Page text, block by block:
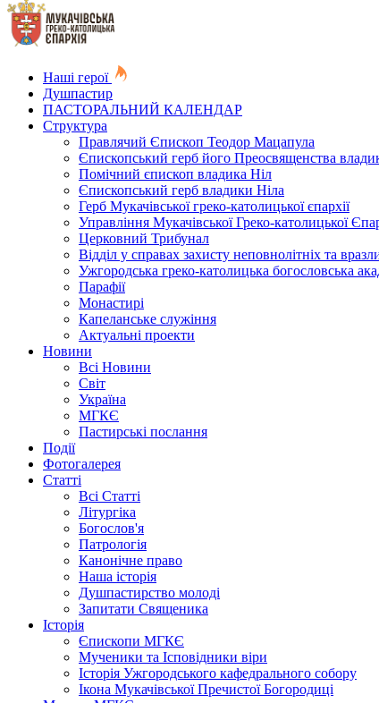
Наші герої
Душпастир
ПАСТОРАЛЬНИЙ КАЛЕНДАР
Структура
Правлячий Єпископ Теодор Мацапула
Єпископський герб його Преосвященства
Помічний єпископ владика Ніл
Єпископський герб владики Ніла
Герб Мукачівської греко-католицької єпархії
Управління Мукачівської Греко-католицької
Церковний Трибунал
Відділ у справах захисту неповнолітніх та
Ужгородська греко-католицька богословська
Парафії
Монастирі
Капеланське служіння
Актуальні проекти
Новини
Всі Новини
Світ
Україна
МГКЄ
Пастирські послання
Події
Фотогалерея
Статті
Всі Статті
Літургіка
Богослов'я
Патрологія
Канонічне право
Наша історія
Душпастирство молоді
Запитати Священика
Історія
Єпископи МГКЄ
Мученики та Ісповідники віри
Історія Ужгородського кафедрального собору
Ікона Мукачівської Пречистої Богородиці